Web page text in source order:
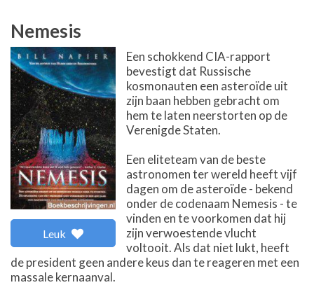
Nemesis
Leuk
Een schokkend CIA-rapport
bevestigt dat Russische
kosmonauten een asteroïde uit
zijn baan hebben gebracht om
hem te laten neerstorten op de
Verenigde Staten.
Een eliteteam van de beste
astronomen ter wereld heeft vijf
dagen om de asteroïde - bekend
onder de codenaam Nemesis - te
vinden en te voorkomen dat hij
zijn verwoestende vlucht
voltooit. Als dat niet lukt, heeft
de president geen andere keus dan te reageren met een
massale kernaanval.